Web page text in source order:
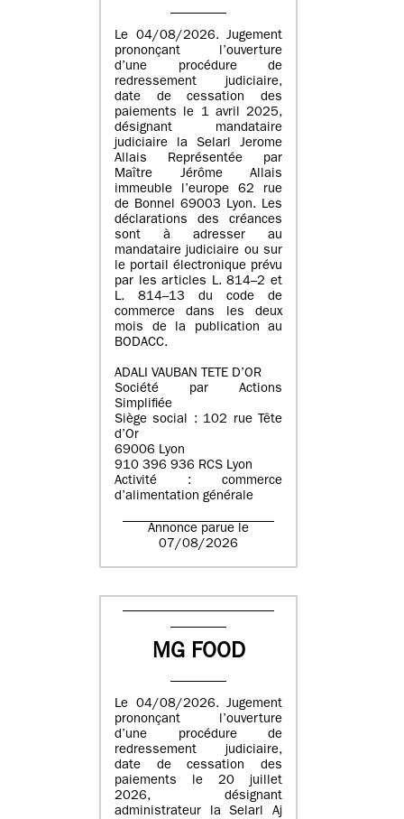
Le 04/08/2026. Jugement
prononçant l’ouverture
d’une procédure de
redressement judiciaire,
date de cessation des
paiements le 1 avril 2025,
désignant mandataire
judiciaire la Selarl Jerome
Allais Représentée par
Maître Jérôme Allais
immeuble l’europe 62 rue
de Bonnel 69003 Lyon. Les
déclarations des créances
sont à adresser au
mandataire judiciaire ou sur
le portail électronique prévu
par les articles L. 814–2 et
L. 814–13 du code de
commerce dans les deux
mois de la publication au
BODACC.
ADALI VAUBAN TETE D’OR
Société par Actions
Simplifiée
Siège social : 102 rue Tête
d’Or
69006 Lyon
910 396 936 RCS Lyon
Activité : commerce
d’alimentation générale
Annonce parue le
07/08/2026
MG FOOD
Le 04/08/2026. Jugement
prononçant l’ouverture
d’une procédure de
redressement judiciaire,
date de cessation des
paiements le 20 juillet
2026, désignant
administrateur la Selarl Aj